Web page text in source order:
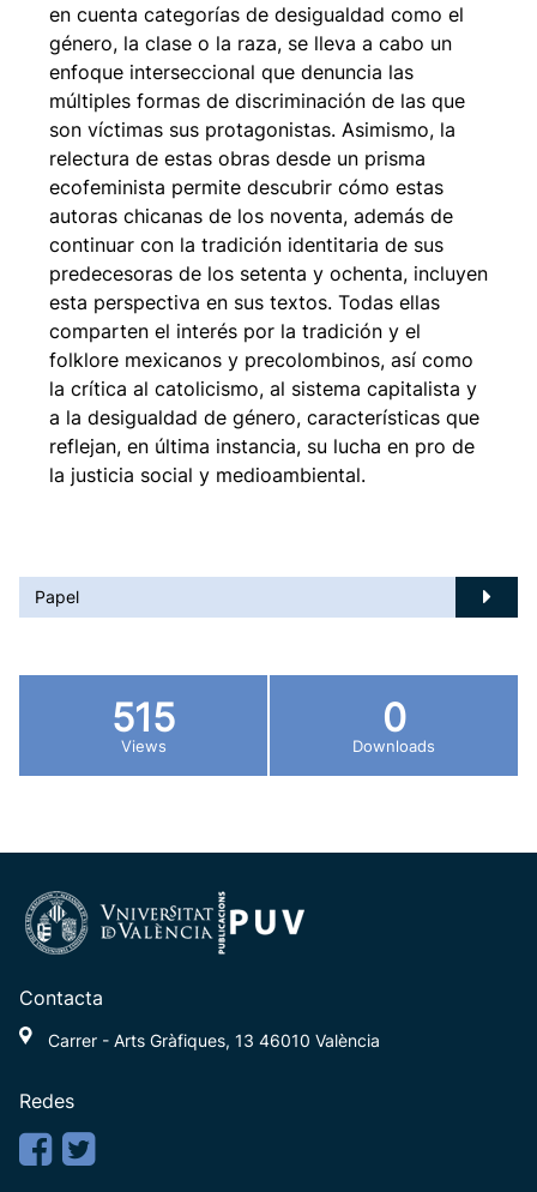
en cuenta categorías de desigualdad como el
género, la clase o la raza, se lleva a cabo un
enfoque interseccional que denuncia las
múltiples formas de discriminación de las que
son víctimas sus protagonistas. Asimismo, la
relectura de estas obras desde un prisma
ecofeminista permite descubrir cómo estas
autoras chicanas de los noventa, además de
continuar con la tradición identitaria de sus
predecesoras de los setenta y ochenta, incluyen
esta perspectiva en sus textos. Todas ellas
comparten el interés por la tradición y el
folklore mexicanos y precolombinos, así como
la crítica al catolicismo, al sistema capitalista y
a la desigualdad de género, características que
reflejan, en última instancia, su lucha en pro de
la justicia social y medioambiental.
Papel
515
Views
0
Downloads
Contacta
Carrer - Arts Gràfiques, 13 46010 València
Redes